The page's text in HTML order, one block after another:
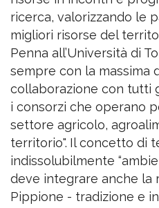
ricerca, valorizzando le
migliori risorse del
Penna all’Università di
sempre con la massima
collaborazione con tutti
i consorzi che operano
settore agricolo,
territorio". Il concetto di
indissolubilmente
deve integrare anche la
Pippione - tradizione e